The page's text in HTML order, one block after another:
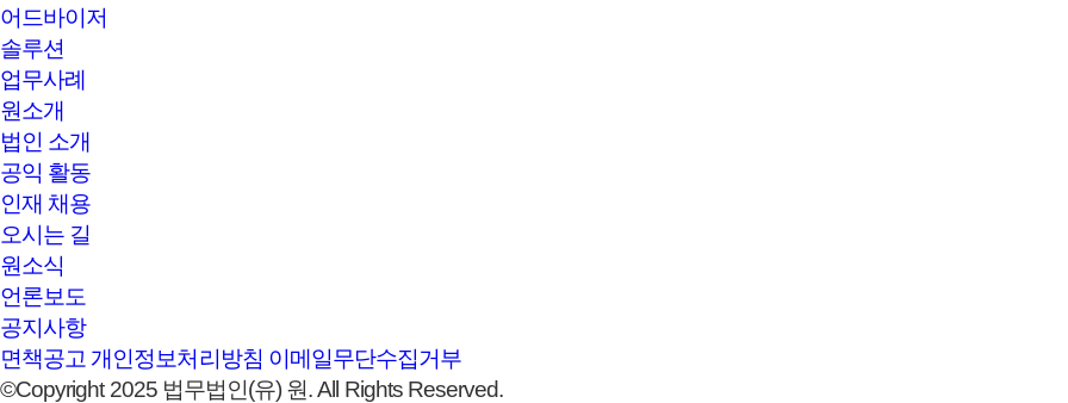
어드바이저
솔루션
업무사례
원소개
법인 소개
공익 활동
인재 채용
오시는 길
원소식
언론보도
공지사항
면책공고 개인정보처리방침 이메일무단수집거부
©Copyright 2025 법무법인(유) 원. All Rights Reserved.